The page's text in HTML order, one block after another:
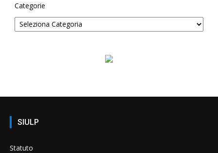
Categorie
SIULP
Statuto